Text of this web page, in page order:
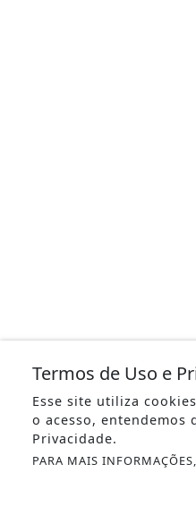
Termos de Uso e
Esse site utiliza
o acesso, entendemos
Privacidade.
PARA MAIS INFORMAÇÕES,